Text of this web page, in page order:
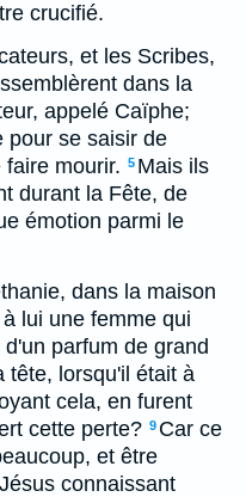
crucifié.
et les Scribes,
dans la
appelé Caïphe;
pour se saisir de
mourir. 5 Mais ils
durant la Fête, de
émotion parmi le
dans la maison
lui une femme qui
parfum de grand
tête, lorsqu'il était à
cela, en furent
cette perte? 9 Car ce
et être
connaissant